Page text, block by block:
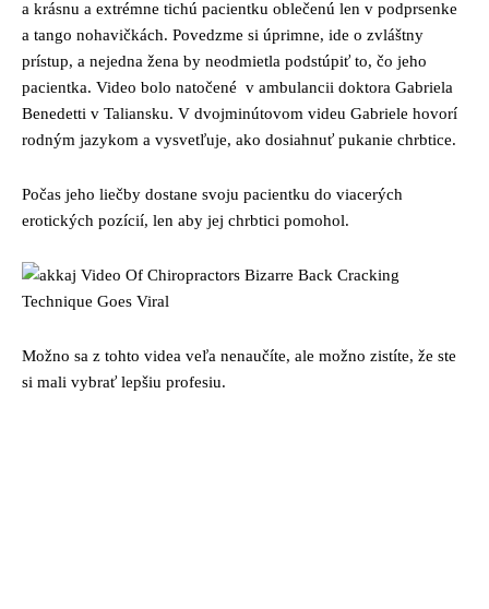
a krásnu a extrémne tichú pacientku oblečenú len v podprsenke
a tango nohavičkách. Povedzme si úprimne, ide o zvláštny
prístup, a nejedna žena by neodmietla podstúpiť to, čo jeho
pacientka. Video bolo natočené v ambulancii doktora Gabriela
Benedetti v Taliansku. V dvojminútovom videu Gabriele hovorí
rodným jazykom a vysvetľuje, ako dosiahnuť pukanie chrbtice.
Počas jeho liečby dostane svoju pacientku do viacerých
erotických pozícií, len aby jej chrbtici pomohol.
Možno sa z tohto videa veľa nenaučíte, ale možno zistíte, že ste
si mali vybrať lepšiu profesiu.